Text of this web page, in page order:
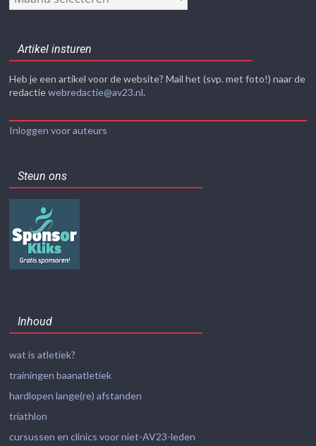
Artikel insturen
Heb je een artikel voor de website? Mail het (svp. met foto!) naar de
redactiewebredactie@av23.nl.
Inloggen voor auteurs
Steun ons
Inhoud
wat is atletiek?
trainingen baanatletiek
hardlopen lange(re) afstanden
triathlon
cursussen en clinics voor niet-AV23-leden